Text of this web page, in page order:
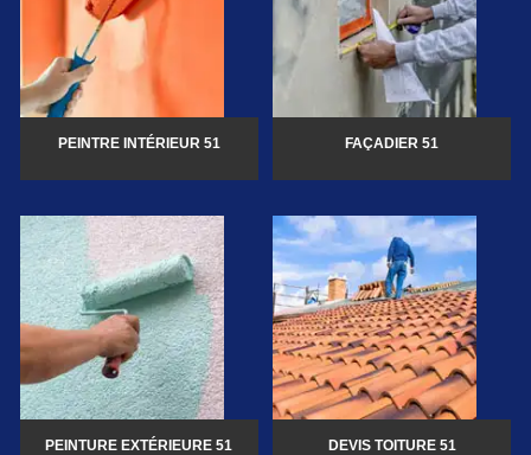
PEINTRE INTÉRIEUR 51 FAÇADIER 51
PEINTURE EXTÉRIEURE 51 DEVIS TOITURE 51